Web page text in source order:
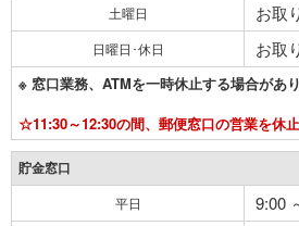
土曜日 お取
日曜日･休日 お取
※ 窓口業務、ATMを一時休止する場合があり
☆11:30～12:30の間、郵便窓口の営業を休止
貯金窓口
平日 9:00